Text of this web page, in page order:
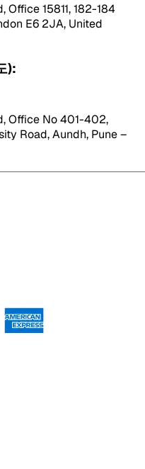
15811, 182-184
E6 2JA, United
):
Office No 401-402,
Road, Aundh, Pune –